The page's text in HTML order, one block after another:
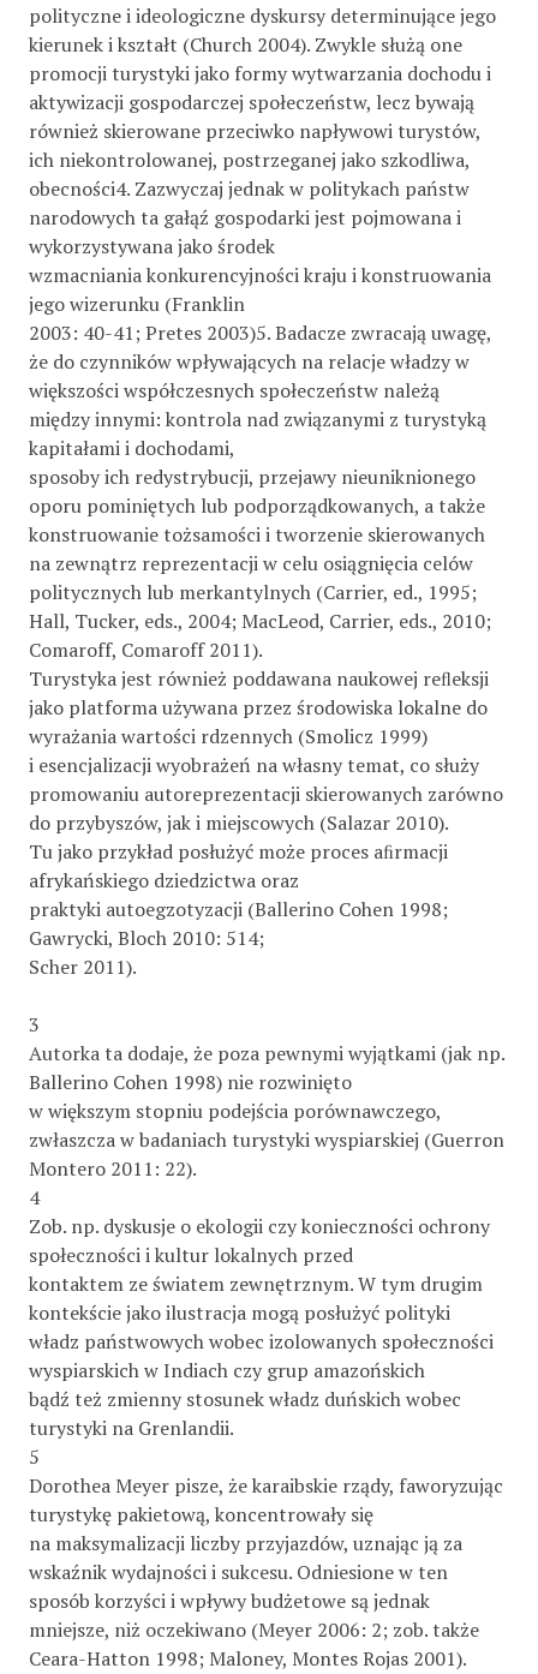
polityczne i ideologiczne dyskursy determinujące jego
kierunek i kształt (Church 2004). Zwykle służą one
promocji turystyki jako formy wytwarzania dochodu i
aktywizacji gospodarczej społeczeństw, lecz bywają
również skierowane przeciwko napływowi turystów,
ich niekontrolowanej, postrzeganej jako szkodliwa,
obecności4. Zazwyczaj jednak w politykach państw
narodowych ta gałąź gospodarki jest pojmowana i
wykorzystywana jako środek
wzmacniania konkurencyjności kraju i konstruowania
jego wizerunku (Franklin
2003: 40-41; Pretes 2003)5. Badacze zwracają uwagę,
że do czynników wpływających na relacje władzy w
większości współczesnych społeczeństw należą
między innymi: kontrola nad związanymi z turystyką
kapitałami i dochodami,
sposoby ich redystrybucji, przejawy nieuniknionego
oporu pominiętych lub podporządkowanych, a także
konstruowanie tożsamości i tworzenie skierowanych
na zewnątrz reprezentacji w celu osiągnięcia celów
politycznych lub merkantylnych (Carrier, ed., 1995;
Hall, Tucker, eds., 2004; MacLeod, Carrier, eds., 2010;
Comaroff, Comaroff 2011).
Turystyka jest również poddawana naukowej reﬂeksji
jako platforma używana przez środowiska lokalne do
wyrażania wartości rdzennych (Smolicz 1999)
i esencjalizacji wyobrażeń na własny temat, co służy
promowaniu autoreprezentacji skierowanych zarówno
do przybyszów, jak i miejscowych (Salazar 2010).
Tu jako przykład posłużyć może proces aﬁrmacji
afrykańskiego dziedzictwa oraz
praktyki autoegzotyzacji (Ballerino Cohen 1998;
Gawrycki, Bloch 2010: 514;
Scher 2011).
3
Autorka ta dodaje, że poza pewnymi wyjątkami (jak np.
Ballerino Cohen 1998) nie rozwinięto
w większym stopniu podejścia porównawczego,
zwłaszcza w badaniach turystyki wyspiarskiej (Guerron
Montero 2011: 22).
4
Zob. np. dyskusje o ekologii czy konieczności ochrony
społeczności i kultur lokalnych przed
kontaktem ze światem zewnętrznym. W tym drugim
kontekście jako ilustracja mogą posłużyć polityki
władz państwowych wobec izolowanych społeczności
wyspiarskich w Indiach czy grup amazońskich
bądź też zmienny stosunek władz duńskich wobec
turystyki na Grenlandii.
5
Dorothea Meyer pisze, że karaibskie rządy, faworyzując
turystykę pakietową, koncentrowały się
na maksymalizacji liczby przyjazdów, uznając ją za
wskaźnik wydajności i sukcesu. Odniesione w ten
sposób korzyści i wpływy budżetowe są jednak
mniejsze, niż oczekiwano (Meyer 2006: 2; zob. także
Ceara-Hatton 1998; Maloney, Montes Rojas 2001).